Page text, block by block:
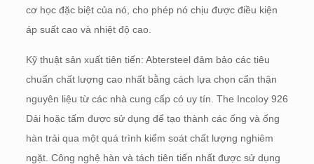
cơ học đặc biệt của nó, cho phép nó chịu được điều kiện
áp suất cao và nhiệt độ cao.
Kỹ thuật sản xuất tiên tiến: Abtersteel đảm bảo các tiêu
chuẩn chất lượng cao nhất bằng cách lựa chọn cẩn thận
nguyên liệu từ các nhà cung cấp có uy tín. The Incoloy 926
Dải hoặc tấm được sử dụng để tạo thành các ống và ống
hàn trải qua một quá trình kiểm soát chất lượng nghiêm
ngặt. Công nghệ hàn và tách tiên tiến nhất được sử dụng